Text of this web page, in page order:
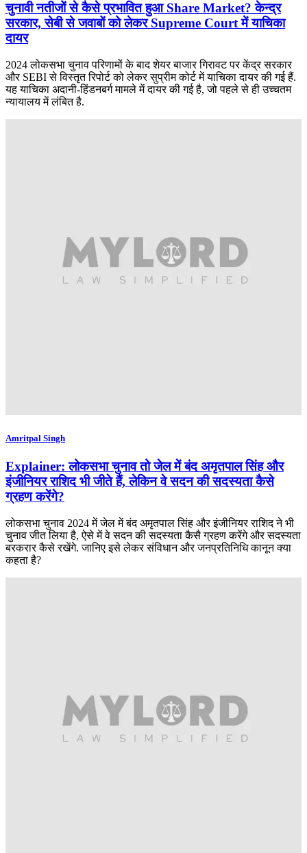
चुनावी नतीजों से कैसे प्रभावित हुआ Share Market? केन्द्र
सरकार, सेबी से जवाबों को लेकर Supreme Court में याचिका
दायर
2024 लोकसभा चुनाव परिणामों के बाद शेयर बाजार गिरावट पर केंद्र सरकार
और SEBI से विस्तृत रिपोर्ट को लेकर सुप्रीम कोर्ट में याचिका दायर की गई हैं.
यह याचिका अदानी-हिंडनबर्ग मामले में दायर की गई है, जो पहले से ही उच्चतम
न्यायालय में लंबित है.
Amritpal Singh
Explainer: लोकसभा चुनाव तो जेल में बंद अमृतपाल सिंह और
इंजीनियर राशिद भी जीते हैं, लेकिन वे सदन की सदस्यता कैसे
ग्रहण करेंगे?
लोकसभा चुनाव 2024 में जेल में बंद अमृतपाल सिंह और इंजीनियर राशिद ने भी
चुनाव जीत लिया है, ऐसे में वे सदन की सदस्यता कैसै ग्रहण करेंगे और सदस्यता
बरकरार कैसे रखेंगे. जानिए इसे लेकर संविधान और जनप्रतिनिधि कानून क्या
कहता है?